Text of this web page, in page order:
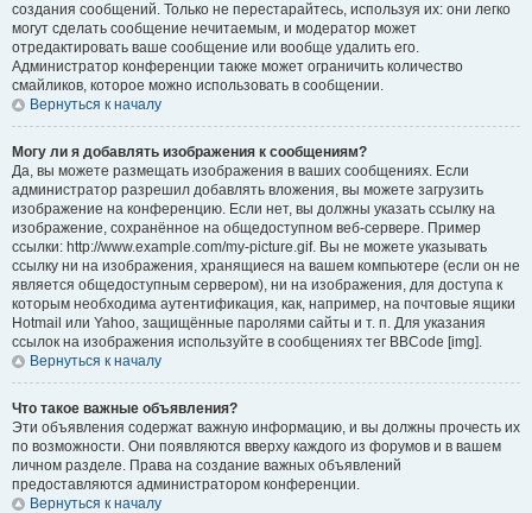
создания сообщений. Только не перестарайтесь, используя их: они легко
могут сделать сообщение нечитаемым, и модератор может
отредактировать ваше сообщение или вообще удалить его.
Администратор конференции также может ограничить количество
смайликов, которое можно использовать в сообщении.
Вернуться к началу
Могу ли я добавлять изображения к сообщениям?
Да, вы можете размещать изображения в ваших сообщениях. Если
администратор разрешил добавлять вложения, вы можете загрузить
изображение на конференцию. Если нет, вы должны указать ссылку на
изображение, сохранённое на общедоступном веб-сервере. Пример
ссылки: http://www.example.com/my-picture.gif. Вы не можете указывать
ссылку ни на изображения, хранящиеся на вашем компьютере (если он не
является общедоступным сервером), ни на изображения, для доступа к
которым необходима аутентификация, как, например, на почтовые ящики
Hotmail или Yahoo, защищённые паролями сайты и т. п. Для указания
ссылок на изображения используйте в сообщениях тег BBCode [img].
Вернуться к началу
Что такое важные объявления?
Эти объявления содержат важную информацию, и вы должны прочесть их
по возможности. Они появляются вверху каждого из форумов и в вашем
личном разделе. Права на создание важных объявлений
предоставляются администратором конференции.
Вернуться к началу